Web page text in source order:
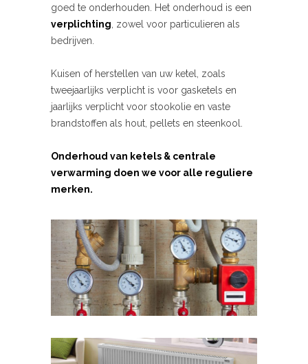
goed te onderhouden. Het onderhoud is een
verplichting , zowel voor particulieren als
bedrijven.
Kuisen of herstellen van uw ketel, zoals
tweejaarlijks verplicht is voor gasketels en
jaarlijks verplicht voor stookolie en vaste
brandstoffen als hout, pellets en steenkool.
Onderhoud van ketels & centrale
verwarming doen we voor alle reguliere
merken.